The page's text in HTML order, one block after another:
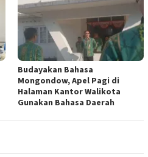
Budayakan Bahasa
Mongondow, Apel Pagi di
Halaman Kantor Walikota
Gunakan Bahasa Daerah